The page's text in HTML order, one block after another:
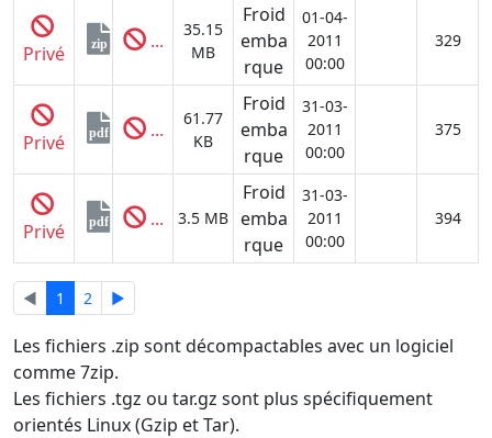
Privé zip ...
35.15
MB
Froid
emba
rque
01-04-
2011
00:00
329
Privé pdf ...
61.77
KB
Froid
emba
rque
31-03-
2011
00:00
375
Privé pdf ... 3.5 MB
Froid
emba
rque
31-03-
2011
00:00
394
◄ 1 2 ►
Les fichiers .zip sont décompactables avec un logiciel
comme 7zip.
Les fichiers .tgz ou tar.gz sont plus spécifiquement
orientés Linux (Gzip et Tar).